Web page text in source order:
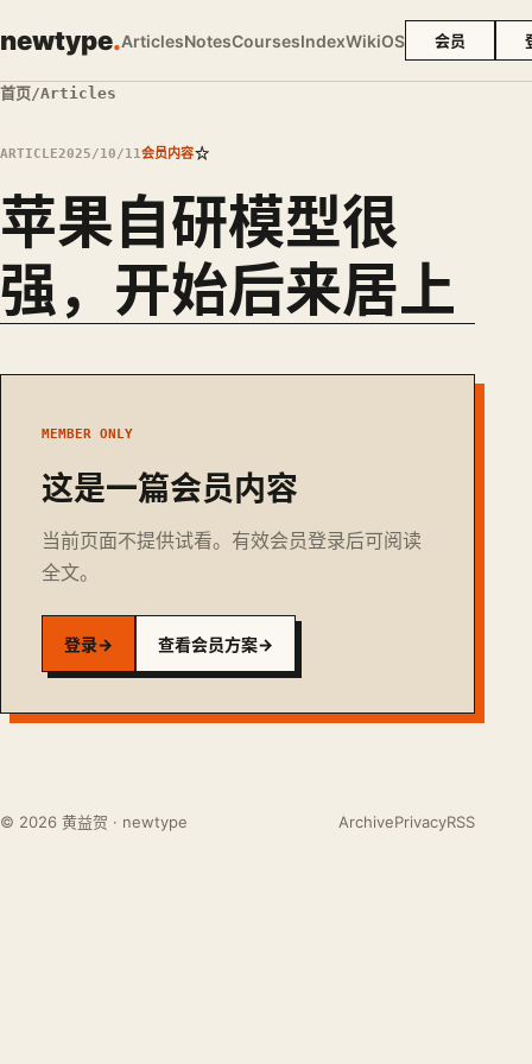
newtype.ArticlesNotesCoursesIndexWikiOS 会员
首页/Articles
ARTICLE2025/10/11会员内容☆
苹果自研模型很
强，开始后来居上
MEMBER ONLY
这是一篇会员内容
当前页面不提供试看。有效会员登录后可阅读
全文。
登录→ 查看会员方案→
© 2026 黄益贺 · newtype ArchivePrivacyRSS